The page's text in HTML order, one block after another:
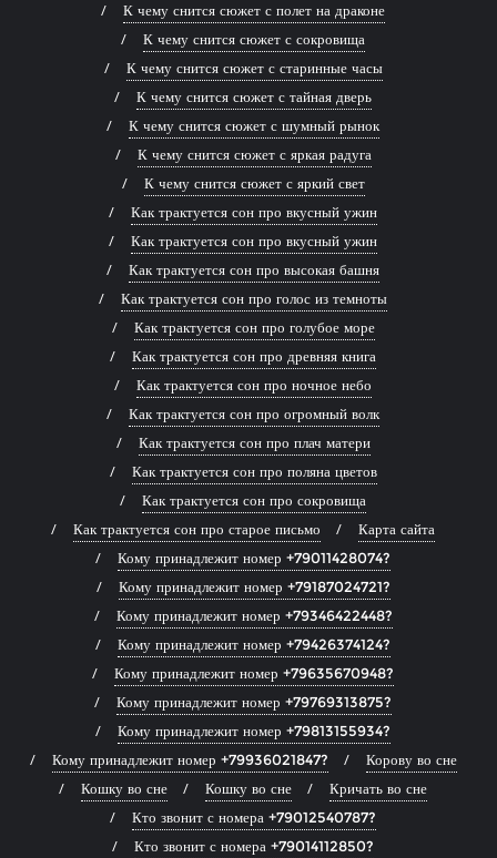
К чему снится сюжет с полет на драконе
К чему снится сюжет с сокровища
К чему снится сюжет с старинные часы
К чему снится сюжет с тайная дверь
К чему снится сюжет с шумный рынок
К чему снится сюжет с яркая радуга
К чему снится сюжет с яркий свет
Как трактуется сон про вкусный ужин
Как трактуется сон про вкусный ужин
Как трактуется сон про высокая башня
Как трактуется сон про голос из темноты
Как трактуется сон про голубое море
Как трактуется сон про древняя книга
Как трактуется сон про ночное небо
Как трактуется сон про огромный волк
Как трактуется сон про плач матери
Как трактуется сон про поляна цветов
Как трактуется сон про сокровища
Как трактуется сон про старое письмо
Карта сайта
Кому принадлежит номер +79011428074?
Кому принадлежит номер +79187024721?
Кому принадлежит номер +79346422448?
Кому принадлежит номер +79426374124?
Кому принадлежит номер +79635670948?
Кому принадлежит номер +79769313875?
Кому принадлежит номер +79813155934?
Кому принадлежит номер +79936021847?
Корову во сне
Кошку во сне
Кошку во сне
Кричать во сне
Кто звонит с номера +79012540787?
Кто звонит с номера +79014112850?